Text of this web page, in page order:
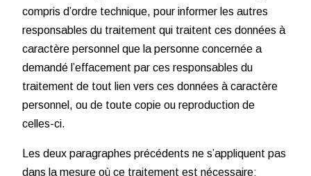
compris d’ordre technique, pour informer les autres
responsables du traitement qui traitent ces données à
caractère personnel que la personne concernée a
demandé l’effacement par ces responsables du
traitement de tout lien vers ces données à caractère
personnel, ou de toute copie ou reproduction de
celles-ci.
Les deux paragraphes précédents ne s’appliquent pas
dans la mesure où ce traitement est nécessaire: